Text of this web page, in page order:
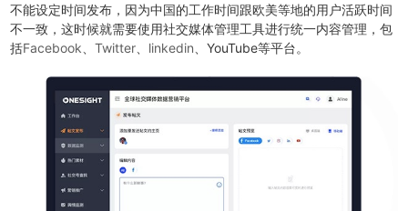
不能设定时间发布，因为中国的工作时间跟欧美等地的用户活跃时间
不一致，这时候就需要使用社交媒体管理工具进行统一内容管理，包
括Facebook Twitter、 linkedin 、YouTube等平台。